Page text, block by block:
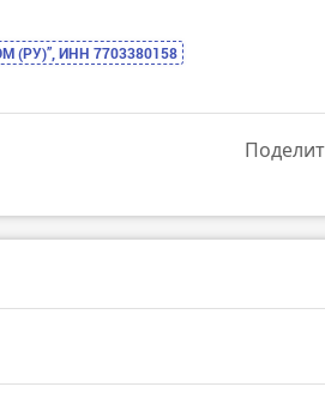
(РУ)”, ИНН 7703380158